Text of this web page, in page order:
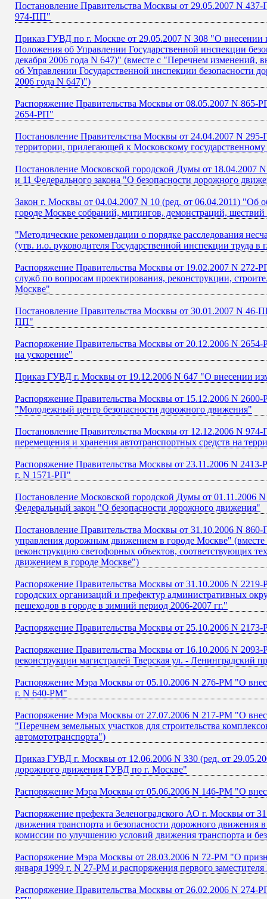
Постановление Правительства Москвы от 29.05.2007 N
974-ПП"
Приказ ГУВД по г. Москве от 29.05.2007 N 308 "О
Положения об Управлении Государственной инспекции
декабря 2006 года N 647)" (вместе с "Перечнем
об Управлении Государственной инспекции
2006 года N 647)")
Распоряжение Правительства Москвы от 08.05.2007 N 865-
2654-РП"
Постановление Правительства Москвы от 24.04.2007 N
территории, прилегающей к Московскому
Постановление Московской городской Думы от 18.04.2007
и 11 Федерального закона "О безопасности дорожного
Закон г. Москвы от 04.04.2007 N 10 (ред. от 06.04.2011) "Об
городе Москве собраний, митингов, демонстраций,
"Методические рекомендации о порядке расследования
(утв. и.о. руководителя Государственной инспекции труда в
Распоряжение Правительства Москвы от 19.02.2007 N 272-
служб по вопросам проектирования, реконструкции,
Москве"
Постановление Правительства Москвы от 30.01.2007 N 46-
ПП"
Распоряжение Правительства Москвы от 20.12.2006 N
на ускорение"
Приказ ГУВД г. Москвы от 19.12.2006 N 647 "О внесении
Распоряжение Правительства Москвы от 15.12.2006 N
"Молодежный центр безопасности дорожного движения"
Постановление Правительства Москвы от 12.12.2006 N
перемещения и хранения автотранспортных средств на
Распоряжение Правительства Москвы от 23.11.2006 N
г. N 1571-РП"
Постановление Московской городской Думы от 01.11.2006
Федеральный закон "О безопасности дорожного движения"
Постановление Правительства Москвы от 31.10.2006 N
управления дорожным движением в городе Москве"
реконструкцию светофорных объектов, соответствующих
движением в городе Москве")
Распоряжение Правительства Москвы от 31.10.2006 N
городских организаций и префектур административных
пешеходов в городе в зимний период 2006-2007 гг."
Распоряжение Правительства Москвы от 25.10.2006 N
Распоряжение Правительства Москвы от 16.10.2006 N
реконструкции магистралей Тверская ул. -
Распоряжение Мэра Москвы от 05.10.2006 N 276-РМ "О
г. N 640-РМ"
Распоряжение Мэра Москвы от 27.07.2006 N 217-РМ "О
"Перечнем земельных участков для строительства
автомототранспорта")
Приказ ГУВД г. Москвы от 12.06.2006 N 330 (ред. от
дорожного движения ГУВД по г. Москве"
Распоряжение Мэра Москвы от 05.06.2006 N 146-РМ "О
Распоряжение префекта Зеленоградского АО г. Москвы от
движения транспорта и безопасности дорожного
комиссии по улучшению условий движения транспорта и
Распоряжение Мэра Москвы от 28.03.2006 N 72-РМ "О
января 1999 г. N 27-РМ и распоряжения первого
Распоряжение Правительства Москвы от 26.02.2006 N 274-